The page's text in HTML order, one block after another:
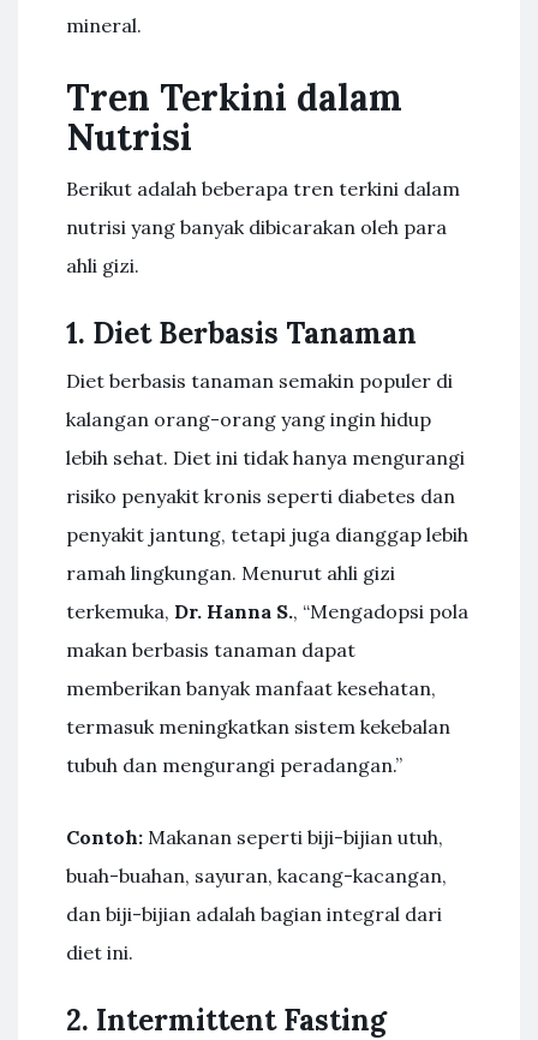
mineral.
Tren Terkini dalam
Nutrisi
Berikut adalah beberapa tren terkini dalam
nutrisi yang banyak dibicarakan oleh para
ahli gizi.
1. Diet Berbasis Tanaman
Diet berbasis tanaman semakin populer di
kalangan orang-orang yang ingin hidup
lebih sehat. Diet ini tidak hanya mengurangi
risiko penyakit kronis seperti diabetes dan
penyakit jantung, tetapi juga dianggap lebih
ramah lingkungan. Menurut ahli gizi
terkemuka, Dr. Hanna S., “Mengadopsi pola
makan berbasis tanaman dapat
memberikan banyak manfaat kesehatan,
termasuk meningkatkan sistem kekebalan
tubuh dan mengurangi peradangan.”
Contoh: Makanan seperti biji-bijian utuh,
buah-buahan, sayuran, kacang-kacangan,
dan biji-bijian adalah bagian integral dari
diet ini.
2. Intermittent Fasting